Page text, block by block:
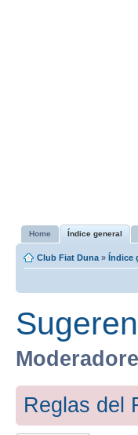
Home Índice general
Club Fiat Duna » Índice
Reglas del